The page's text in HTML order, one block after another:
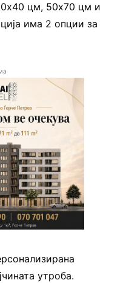
цм, 50х70 цм и
има 2 опции за
утроба.